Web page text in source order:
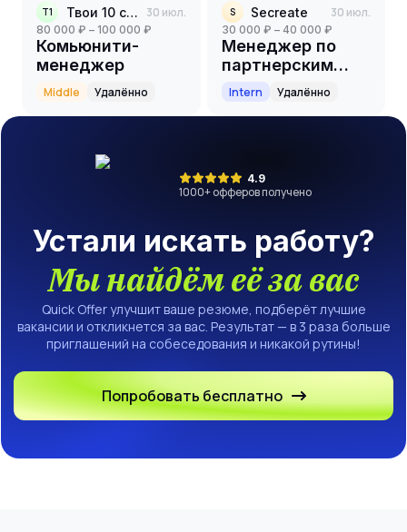
Т1 Твои 10 соток 30 июл.
80 000 ₽ – 100 000 ₽
Комьюнити-
менеджер
Middle Удалённо
S Secreate 30 июл.
30 000 ₽ – 40 000 ₽
Менеджер по
партнерским
программам
(стажер)
Intern Удалённо
4.9
1000+ офферов получено
Устали искать работу?
Мы найдём её за вас
Quick Offer улучшит ваше резюме, подберёт лучшие
вакансии и откликнется за вас. Результат — в 3 раза больше
приглашений на собеседования и никакой рутины!
Попробовать бесплатно